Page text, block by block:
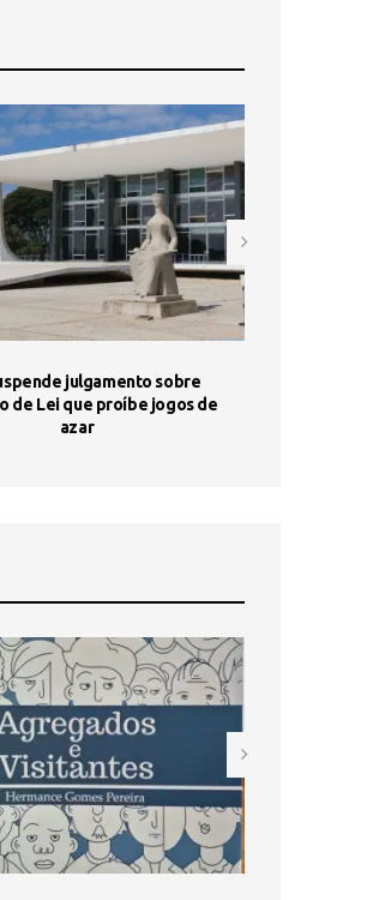
julgamento sobre
de Lei que proíbe jogos de
azar